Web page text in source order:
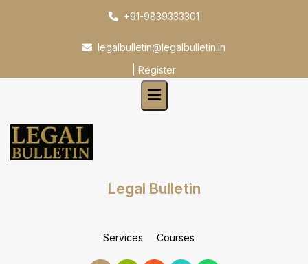
+91-9839333301
legalbulletin@legalbulletin.in
Register
Legal Bulletin
Services Courses